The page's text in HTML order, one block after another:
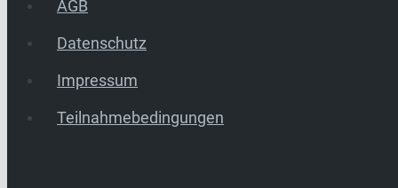
AGB
Datenschutz
Impressum
Teilnahmebedingungen